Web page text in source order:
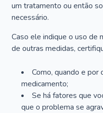
um tratamento ou então
necessário.
Caso ele indique o uso de
de outras medidas,
Como, quando e
medicamento;
Se há fatores que
que o problema se